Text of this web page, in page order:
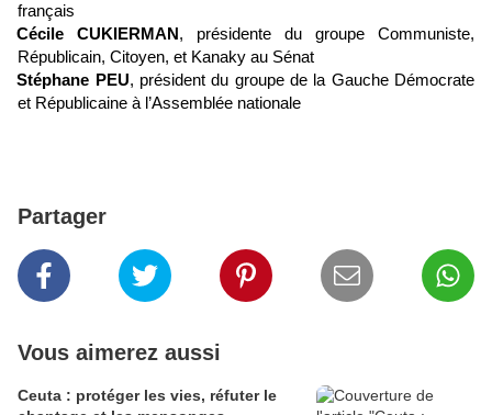
français
Cécile CUKIERMAN, présidente du groupe Communiste,
Républicain, Citoyen, et Kanaky au Sénat
Stéphane PEU, président du groupe de la Gauche Démocrate
et Républicaine à l’Assemblée nationale
Partager
Vous aimerez aussi
Ceuta : protéger les vies, réfuter le